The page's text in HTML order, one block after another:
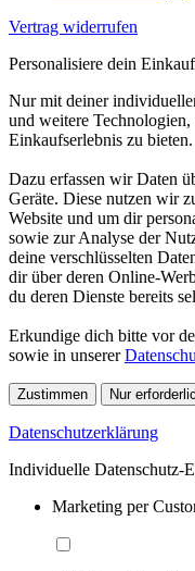
Vertrag widerrufen
Personalisiere dein
Nur mit deiner
und weitere
Einkaufserlebnis zu bieten.
Dazu erfassen wir Daten
Geräte. Diese nutzen wir
Website und um dir
sowie zur Analyse der
deine verschlüsselten
dir über deren Online-
du deren Dienste bereits
Erkundige dich bitte vor
sowie in unserer
Zustimmen Nur
Datenschutzerklärung
Individuelle Datenschutz-
Marketing per